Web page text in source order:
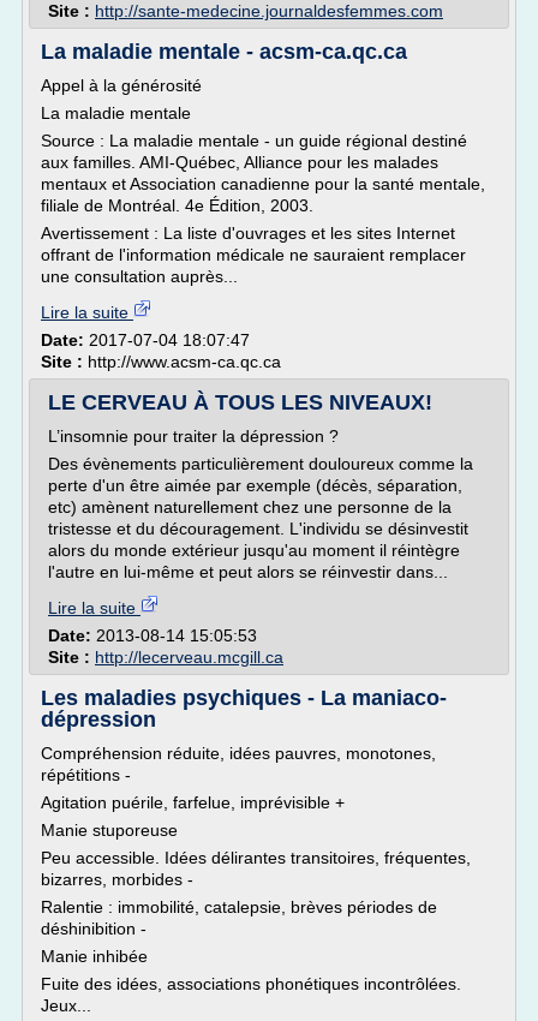
Site : http://sante-medecine.journaldesfemmes.com
La maladie mentale - acsm-ca.qc.ca
Appel à la générosité
La maladie mentale
Source : La maladie mentale - un guide régional destiné
aux familles. AMI-Québec, Alliance pour les malades
mentaux et Association canadienne pour la santé mentale,
filiale de Montréal. 4e Édition, 2003.
Avertissement : La liste d'ouvrages et les sites Internet
offrant de l'information médicale ne sauraient remplacer
une consultation auprès...
Lire la suite
Date: 2017-07-04 18:07:47
Site : http://www.acsm-ca.qc.ca
LE CERVEAU À TOUS LES NIVEAUX!
L’insomnie pour traiter la dépression ?
Des évènements particulièrement douloureux comme la
perte d'un être aimée par exemple (décès, séparation,
etc) amènent naturellement chez une personne de la
tristesse et du découragement. L'individu se désinvestit
alors du monde extérieur jusqu'au moment il réintègre
l'autre en lui-même et peut alors se réinvestir dans...
Lire la suite
Date: 2013-08-14 15:05:53
Site : http://lecerveau.mcgill.ca
Les maladies psychiques - La maniaco-
dépression
Compréhension réduite, idées pauvres, monotones,
répétitions -
Agitation puérile, farfelue, imprévisible +
Manie stuporeuse
Peu accessible. Idées délirantes transitoires, fréquentes,
bizarres, morbides -
Ralentie : immobilité, catalepsie, brèves périodes de
déshinibition -
Manie inhibée
Fuite des idées, associations phonétiques incontrôlées.
Jeux...